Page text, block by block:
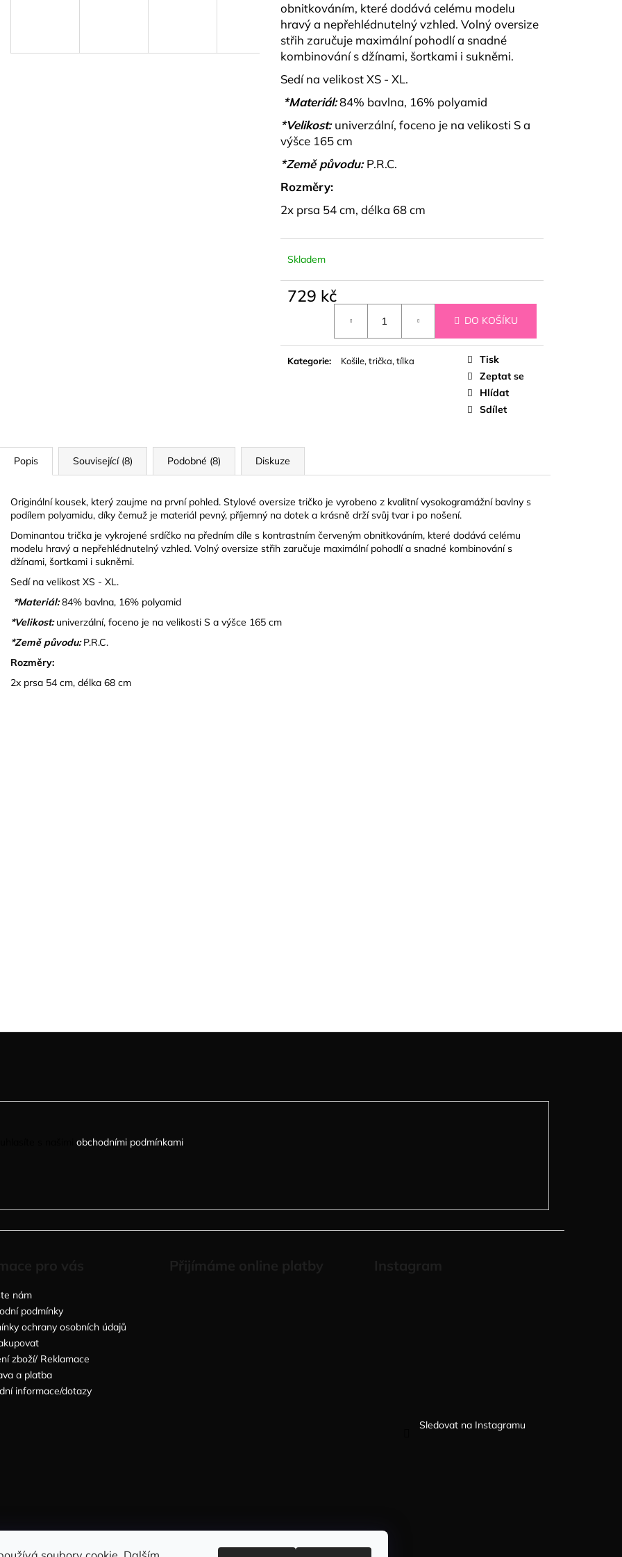
obnitkováním, které dodává celému modelu
hravý a nepřehlédnutelný vzhled. Volný oversize
střih zaručuje maximální pohodlí a snadné
kombinování s džínami, šortkami i sukněmi.
Sedí na velikost XS - XL.
*Materiál:84% bavlna, 16% polyamid
*Velikost: univerzální, foceno je na velikosti S a
výšce 165 cm
*Země původu: P.R.C.
Rozměry:
2x prsa 54 cm, délka 68 cm
Skladem
729 kč
DO KOŠÍKU
Kategorie: Košile, trička, tílka
Tisk
Zeptat se
Hlídat
Sdílet
Popis Související (8) Podobné (8) Diskuze
Originální kousek, který zaujme na první pohled. Stylové oversize tričko je vyrobeno z kvalitní vysokogramážní bavlny s
podílem polyamidu, díky čemuž je materiál pevný, příjemný na dotek a krásně drží svůj tvar i po nošení.
Dominantou trička je vykrojené srdíčko na předním díle s kontrastním červeným obnitkováním, které dodává celému
modelu hravý a nepřehlédnutelný vzhled. Volný oversize střih zaručuje maximální pohodlí a snadné kombinování s
džínami, šortkami i sukněmi.
Sedí na velikost XS - XL.
*Materiál: 84% bavlna, 16% polyamid
*Velikost: univerzální, foceno je na velikosti S a výšce 165 cm
*Země původu: P.R.C.
Rozměry:
2x prsa 54 cm, délka 68 cm
BÉŽOVÝ SET TOPU A KALHOT S
KORÁLKY AVENZA
obchodními podmínkami.
nám
podmínky
ochrany osobních údajů
zboží/ Reklamace
a platba
informace/dotazy
Sledovat na Instagramu
Sleduj nás na FACEBOOKU